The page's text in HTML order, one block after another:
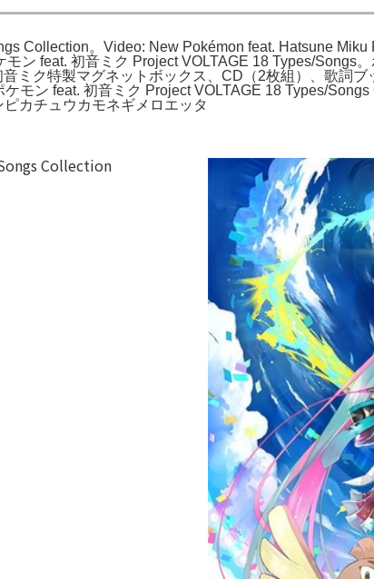
Collection。Video: New Pokémon feat. Hatsune
ン feat. 初音ミク Project VOLTAGE 18 Types/Songs
ミク特製マグネットボックス、CD（2枚組）、歌詞
モン feat. 初音ミク Project VOLTAGE 18 Types/
カチュウカモネギメロエッタ